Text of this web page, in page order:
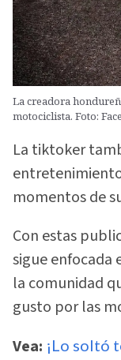
La creadora
motociclista. Foto:
La tiktoker
momentos de
Con estas
sigue enfocada
la comunidad
gusto por las
Vea: ¡Lo soltó